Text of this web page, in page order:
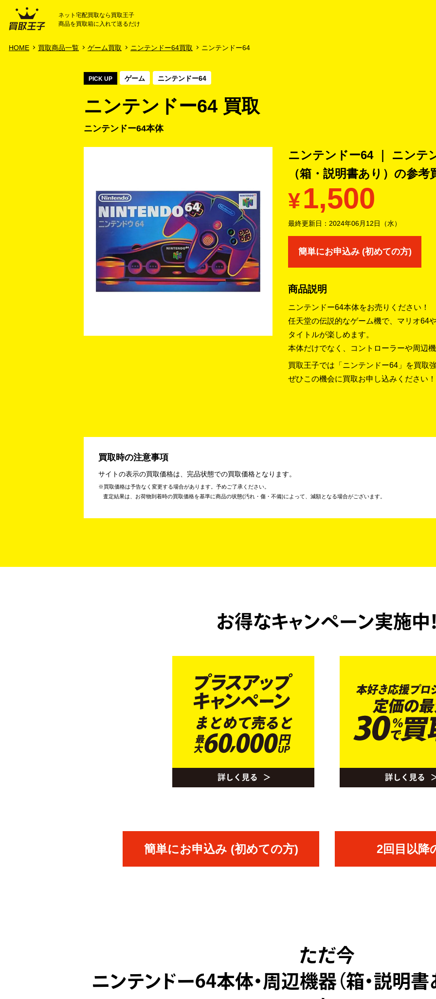
HOME
ネット宅配買取なら買取王子
商品を買取箱に入れて送るだけ
HOME 買取商品一覧 ゲーム買取 ニンテンドー64買取 ニンテンドー64
PICK UP ゲーム ニンテンドー64
ニンテンドー64 買取
ニンテンドー64本体
ニンテンドー64 ｜ ニンテ
（箱・説明書あり）の参考
¥1,500
最終更新日： 2024年06月12日（水）
簡単にお申込み (初めての方)
商品説明
ニンテンドー64本体をお売りください！
任天堂の伝説的なゲーム機で、マリオ64
タイトルが楽しめます。
本体だけでなく、コントローラーや周辺
買取王子では「ニンテンドー64」を買取
ぜひこの機会に買取お申し込みください！
買取時の注意事項
サイトの表示の買取価格は、完品状態での買取価格となります。
買取価格は予告なく変更する場合があります。予めご了承ください。
査定結果は、お荷物到着時の買取価格を基準に商品の状態(汚れ・傷・不備)によって、減額となる場合がございます。
お得なキャンペーン実施中
簡単にお申込み (初めての方) 2回目以降
ただ今
ニンテンドー64本体・周辺機器（箱・説明書